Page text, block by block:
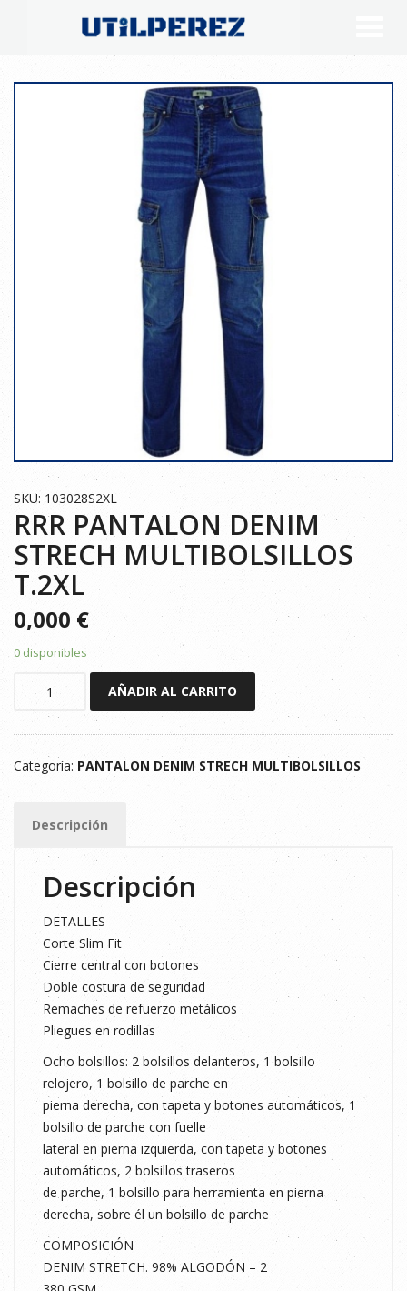
SKU: 103028S2XL
RRR PANTALON DENIM
STRECH MULTIBOLSILLOS
T.2XL
0,000 €
0 disponibles
MULTIBOLSILLOS
AÑADIR AL CARRITO
Categoría: PANTALON DENIM STRECH MULTIBOLSILLOS
Descripción
Descripción
DETALLES
Corte Slim Fit
Cierre central con botones
Doble costura de seguridad
Remaches de refuerzo metálicos
Pliegues en rodillas
Ocho bolsillos: 2 bolsillos delanteros, 1 bolsillo
relojero, 1 bolsillo de parche en
pierna derecha, con tapeta y botones automáticos, 1
bolsillo de parche con fuelle
lateral en pierna izquierda, con tapeta y botones
automáticos, 2 bolsillos traseros
de parche, 1 bolsillo para herramienta en pierna
derecha, sobre él un bolsillo de parche
COMPOSICIÓN
DENIM STRETCH. 98% ALGODÓN – 2